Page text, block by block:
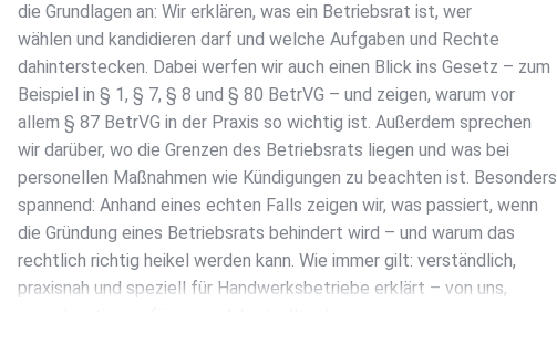
die Grundlagen an: Wir erklären, was ein Betriebsrat ist, wer
wählen und kandidieren darf und welche Aufgaben und Rechte
dahinterstecken. Dabei werfen wir auch einen Blick ins Gesetz – zum
Beispiel in § 1, § 7, § 8 und § 80 BetrVG – und zeigen, warum vor
allem § 87 BetrVG in der Praxis so wichtig ist. Außerdem sprechen
wir darüber, wo die Grenzen des Betriebsrats liegen und was bei
personellen Maßnahmen wie Kündigungen zu beachten ist. Besonders
spannend: Anhand eines echten Falls zeigen wir, was passiert, wenn
die Gründung eines Betriebsrats behindert wird – und warum das
rechtlich richtig heikel werden kann. Wie immer gilt: verständlich,
praxisnah und speziell für Handwerksbetriebe erklärt – von uns,